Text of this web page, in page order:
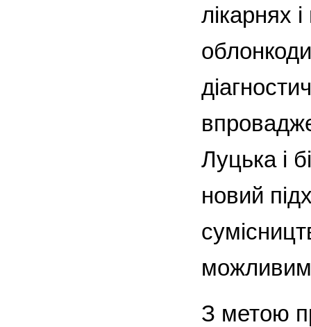
лікарнях
Луцька і
новий
можливим
З метою